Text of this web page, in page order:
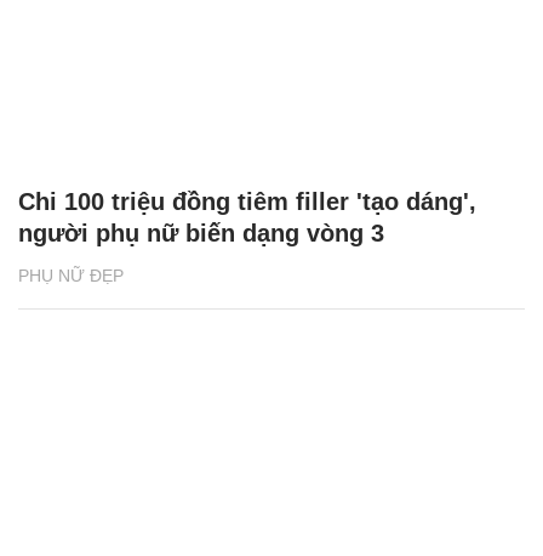
PHỤ NỮ ĐẸP
Chi 100 triệu đồng tiêm filler 'tạo dáng',
người phụ nữ biến dạng vòng 3